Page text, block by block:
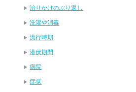
治りかけのぶり返し
洗濯や消毒
流行時期
潜伏期間
病院
症状